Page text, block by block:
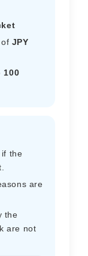
JPY
100
if the
are
the
are not